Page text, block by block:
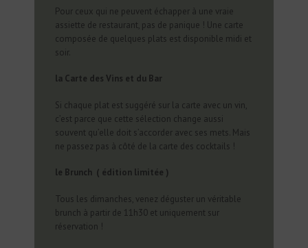
Pour ceux qui ne peuvent échapper à une vraie
assiette de restaurant, pas de panique ! Une carte
composée de quelques plats est disponible midi et
soir.
la Carte des Vins et du Bar
Si chaque plat est suggéré sur la carte avec un vin,
c’est parce que cette sélection change aussi
souvent qu’elle doit s’accorder avec ses mets. Mais
ne passez pas à côté de la carte des cocktails !
le Brunch ( édition limitée )
Tous les dimanches, venez déguster un véritable
brunch à partir de 11h30 et uniquement sur
réservation !